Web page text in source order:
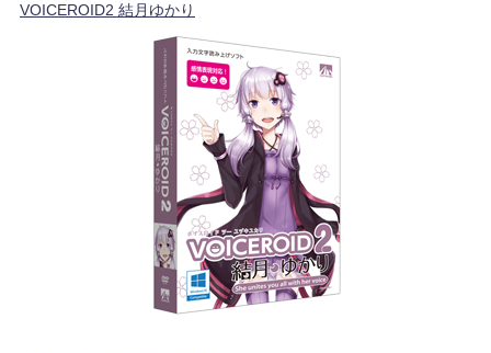
VOICEROID2 結月ゆかり